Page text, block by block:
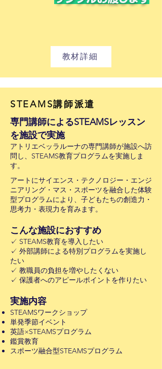
教材詳細
STEAMS講師派遣
専門講師によるSTEAMSレッスン
を施設で実施
アトリエベッラルーナの専門講師が施設へ訪
問し、STEAMS教育プログラムを実施しま
す。
アートにサイエンス・テクノロジー・エンジ
ニアリング・マス・スポーツを融合した体験
型プログラムにより、子どもたちの創造力・
思考力・表現力を育みます。
こんな施設におすすめ
✓ STEAMS教育を導入したい
✓ 外部講師による特別プログラムを実施し
たい
✓ 教職員の負担を増やしたくない
✓ 保護者へのアピールポイントを作りたい
実施内容
STEAMSワークショップ
単発季節イベント
英語×STEAMSプログラム
鑑賞教育
スポーツ融合型STEAMSプログラム